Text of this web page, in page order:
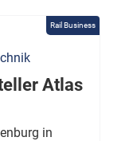
Rail Business
Atlas
in